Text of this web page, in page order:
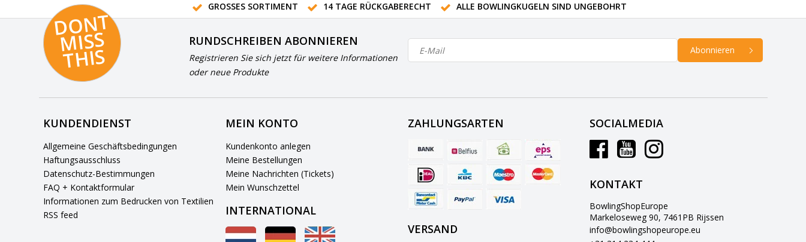
GROSSES SORTIMENT 14 TAGE RÜCKGABERECHT ALLE BOWLINGKUGELN SIND UNGEBOHRT
D
O
N
T
MI
S
S
T
HI
S
RUNDSCHREIBEN ABONNIEREN
Registrieren Sie sich jetzt für weitere Informationen
oder neue Produkte
Abonnieren
KUNDENDIENST
Allgemeine Geschäftsbedingungen
Haftungsausschluss
Datenschutz-Bestimmungen
FAQ + Kontaktformular
Informationen zum Bedrucken von Textilien
RSS feed
MEIN KONTO
Kundenkonto anlegen
Meine Bestellungen
Meine Nachrichten (Tickets)
Mein Wunschzettel
INTERNATIONAL
ZAHLUNGSARTEN
VERSAND
SOCIALMEDIA
KONTAKT
BowlingShopEurope
Markeloseweg 90, 7461PB Rijssen
info@bowlingshopeurope.eu